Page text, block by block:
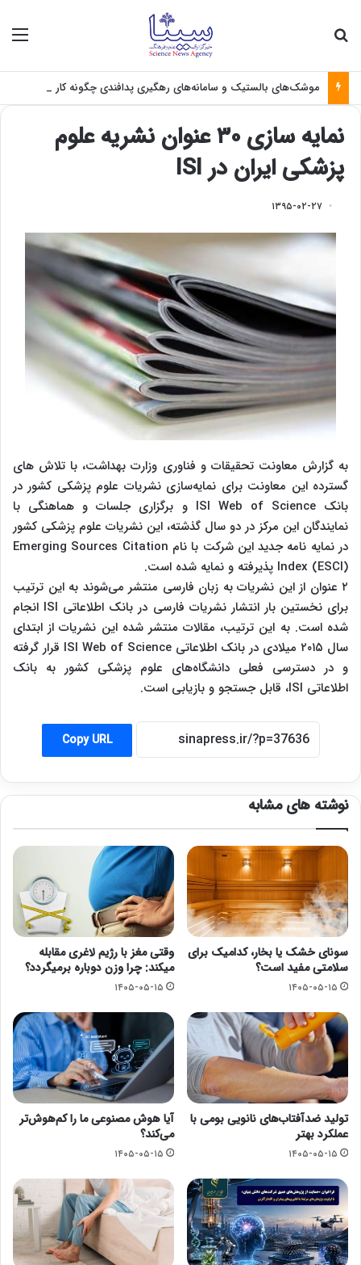
نمایه سازی ۳۰ عنوان نشریه علوم
پزشکی ایران در ISI
۱۳۹۵-۰۲-۲۷
به گزارش معاونت تحقیقات و فناوری وزارت بهداشت، با تلاش های
گسترده این معاونت برای نمایه‌سازی نشریات علوم پزشکی کشور در
بانک ISI Web of Science و برگزاری جلسات و هماهنگی با
نمایندگان این مرکز در دو سال گذشته، این نشریات علوم پزشکی کشور
در نمایه‌ نامه جدید این شرکت با نام Emerging Sources Citation
Index (ESCI) پذیرفته و نمایه شده‌ است.
۲ عنوان از این نشریات به زبان فارسی منتشر می‌شوند به این ترتیب
برای نخستین بار انتشار نشریات فارسی در بانک اطلاعاتی ISI انجام
شده است. به این‌ ترتیب، مقالات منتشر شده این نشریات از ابتدای
سال ۲۰۱۵ میلادی در بانک اطلاعاتی ISI Web of Science قرار گرفته
و در دسترسی فعلی دانشگاه‌های علوم پزشکی کشور به بانک
اطلاعاتی ISI، قابل جستجو و بازیابی است.
Copy URL
نوشته های مشابه
سونای خشک یا بخار، کدامیک برای
سلامتی مفید است؟
۱۴۰۵-۰۵-۱۵
وقتی مغز با رژیم لاغری مقابله
میکند: چرا وزن دوباره برمیگردد؟
۱۴۰۵-۰۵-۱۵
تولید ضدآفتاب‌های نانویی بومی با
عملکرد بهتر
۱۴۰۵-۰۵-۱۵
آیا هوش مصنوعی ما را کم‌هوش‌تر
می‌کند؟
۱۴۰۵-۰۵-۱۵